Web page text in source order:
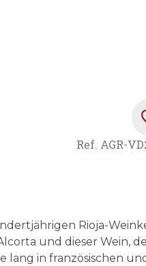
Ref. AGR-
Rioja-
und dieser Wein,
lang in französischen